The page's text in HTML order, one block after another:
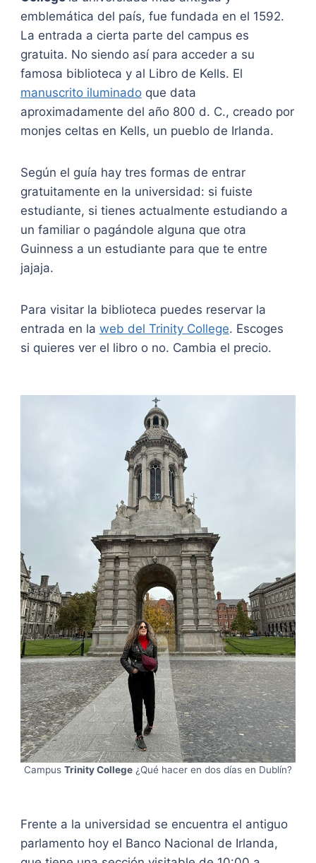
emblemática del país, fue fundada en el 1592.
La entrada a cierta parte del campus es
gratuita. No siendo así para acceder a su
famosa biblioteca y al Libro de Kells. El
manuscrito iluminadoque data
aproximadamente del año 800 d. C., creado por
monjes celtas en Kells, un pueblo de Irlanda.
Según el guía hay tres formas de entrar
gratuitamente en la universidad: si fuiste
estudiante, si tienes actualmente estudiando a
un familiar o pagándole alguna que otra
Guinness a un estudiante para que te entre
jajaja.
Para visitar la biblioteca puedes reservar la
entrada en la web del Trinity College. Escoges
si quieres ver el libro o no. Cambia el precio.
Campus Trinity College ¿Qué hacer en dos días en Dublín?
Frente a la universidad se encuentra el antiguo
parlamento hoy el Banco Nacional de Irlanda,